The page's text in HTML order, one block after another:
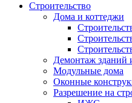
Строительство
Дома и коттеджи
Демонтаж зданий
Модульные дома
Оконные
Разрешение на